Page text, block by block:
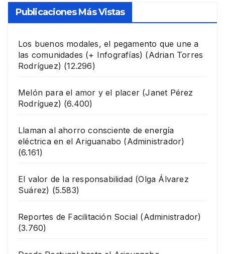
Publicaciones Más Vistas
Los buenos modales, el pegamento que une a
las comunidades (+ Infografías) (Adrian Torres
Rodríguez) (12.296)
Melón para el amor y el placer (Janet Pérez
Rodríguez) (6.400)
Llaman al ahorro consciente de energía
eléctrica en el Ariguanabo (Administrador)
(6.161)
El valor de la responsabilidad (Olga Álvarez
Suárez) (5.583)
Reportes de Facilitación Social (Administrador)
(3.760)